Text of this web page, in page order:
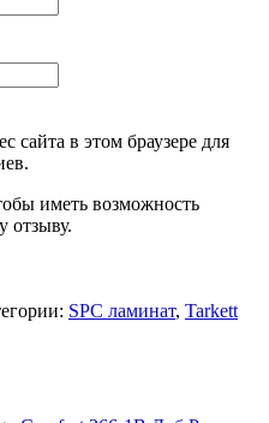
сайта в этом браузере для
иметь возможность
отзыву.
SPC ламинат, Tarkett